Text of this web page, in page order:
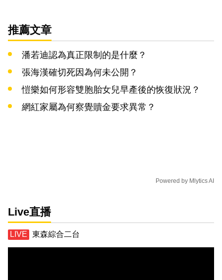
推薦文章
潘若迪認為真正限制的是什麼？
張海漢確切死因為何未公開？
愷樂如何形容雙胞胎女兒早產後的恢復狀況？
網紅家屬為何察覺贖金要求異常？
Powered by Mlytics AI
Live直播
東森綜合二台